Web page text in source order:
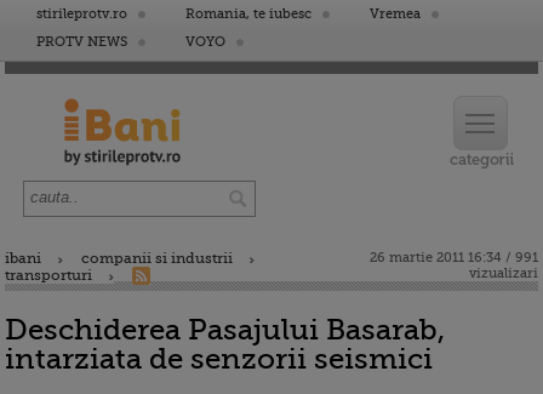
stirileprotv.ro Romania, te iubesc
Vremea
PROTV NEWS
VOYO
ibani
companii si industrii
transporturi
26 martie 2011 16:34 / 991
vizualizari
Deschiderea Pasajului Basarab,
intarziata de senzorii seismici